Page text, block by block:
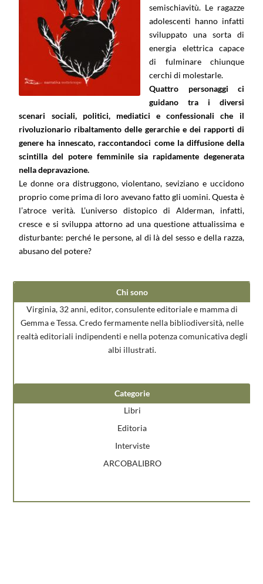
semischiavitù. Le ragazze
adolescenti hanno infatti
sviluppato una sorta di
energia elettrica capace
di fulminare chiunque
cerchi di molestarle.
Quattro personaggi ci
guidano tra i diversi
scenari sociali, politici, mediatici e confessionali che il
rivoluzionario ribaltamento delle gerarchie e dei rapporti di
genere ha innescato, raccontandoci come la diffusione della
scintilla del potere femminile sia rapidamente degenerata
nella depravazione.
Le donne ora distruggono, violentano, seviziano e uccidono
proprio come prima di loro avevano fatto gli uomini. Questa è
l’atroce verità. L’universo distopico di Alderman, infatti,
cresce e si sviluppa attorno ad una questione attualissima e
disturbante: perché le persone, al di là del sesso e della razza,
abusano del potere?
Chi sono
Virginia, 32 anni, editor, consulente editoriale e mamma di
Gemma e Tessa. Credo fermamente nella bibliodiversità, nelle
realtà editoriali indipendenti e nella potenza comunicativa degli
albi illustrati.
Categorie
Libri
Editoria
Interviste
ARCOBALIBRO